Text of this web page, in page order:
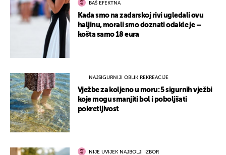
BAŠ EFEKTNA
Kada smo na zadarskoj rivi ugledali ovu
haljinu, morali smo doznati odakle je –
košta samo 18 eura
NAJSIGURNIJI OBLIK REKREACIJE
Vježbe za koljeno u moru: 5 sigurnih vježbi
koje mogu smanjiti bol i poboljšati
pokretljivost
NIJE UVIJEK NAJBOLJI IZBOR